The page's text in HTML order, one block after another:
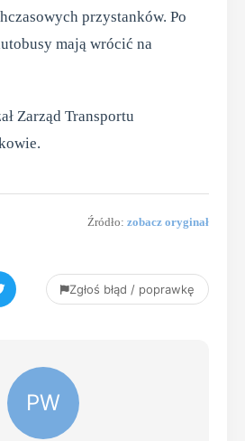
przystanków. Po
mają wrócić na
Zarząd Transportu
Źródło: zobacz oryginał
Zgłoś błąd / poprawkę
PW